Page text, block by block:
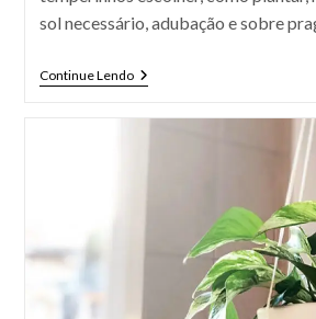
sol necessário, adubação e sobre
Continue LendoHorta
Caseira: